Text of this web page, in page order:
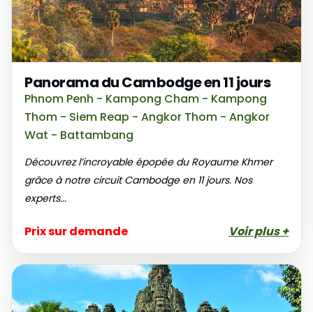
Panorama du Cambodge en 11 jours
Phnom Penh - Kampong Cham - Kampong
Thom - Siem Reap - Angkor Thom - Angkor
Wat - Battambang
Découvrez l’incroyable épopée du Royaume Khmer
grâce à notre circuit Cambodge en 11 jours. Nos
experts...
Prix sur demande Voir plus +